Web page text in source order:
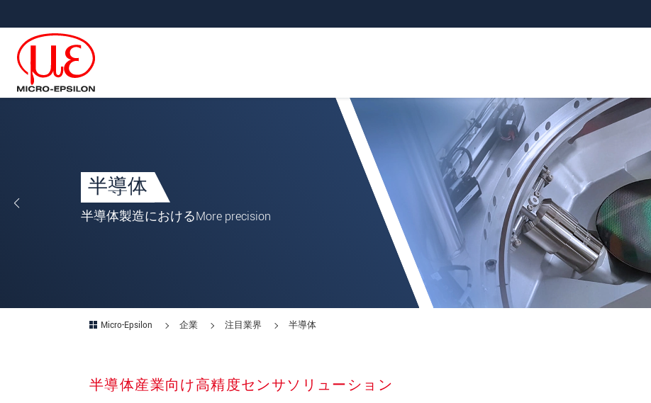
半導体
半導体製造における技術および用
途に関する深い知識
Micro-Epsilon 企業 注目業界 半導体
半導体産業向け高精度センサソリューション